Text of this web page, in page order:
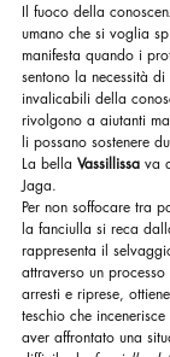
Il fuoco della
umano che si voglia
manifesta quando i
sentono la necessità
invalicabili della
rivolgono a aiutanti
li possano sostenere
La bella Vassillissa va
Jaga.
Per non soffocare tra
la fanciulla si reca
rappresenta il
attraverso un
arresti e riprese,
teschio che
aver affrontato una